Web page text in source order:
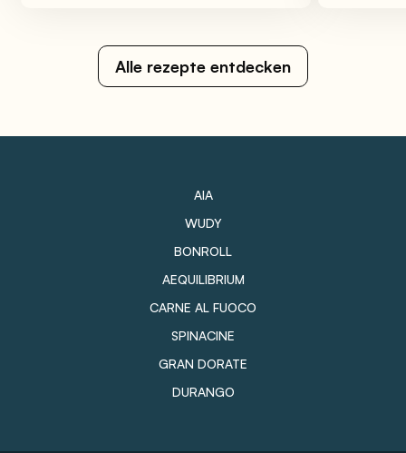
Alle rezepte entdecken
AIA
WUDY
BONROLL
AEQUILIBRIUM
CARNE AL FUOCO
SPINACINE
GRAN DORATE
DURANGO